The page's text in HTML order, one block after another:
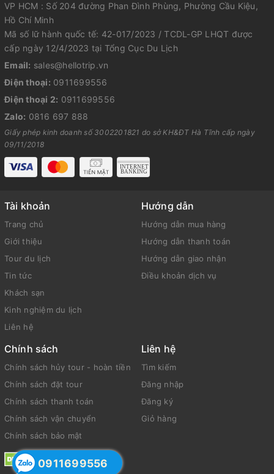
VP HCM : Số 204 đường Phan Đình Phùng, Phường Cầu Kiệu,
Hồ Chí Minh
Mã số lữ hành quốc tế: 42-017/2023 / TCDL-GP LHQT được
cấp ngày 12/4/2023 tại Tổng Cục Du Lịch
Email: sales@hellotrip.vn
Điện thoại: 0911699556
Điện thoại 2: 0911699556
Zalo: 0816 697 888
Giấy phép kinh doanh số 3002201821 do sở KH&ĐT Hà Tĩnh cấp ngày
09/11/2018
Tài khoản
Trang chủ
Giới thiệu
Tour du lịch
Tin tức
Khách sạn
Kinh nghiệm du lịch
Liên hệ
Hướng dẫn
Hướng dẫn mua hàng
Hướng dẫn thanh toán
Hướng dẫn giao nhận
Điều khoản dịch vụ
Chính sách
Chính sách hủy tour - hoàn tiền
Chính sách đặt tour
Chính sách thanh toán
Chính sách vận chuyển
Chính sách bảo mật
Liên hệ
Tìm kiếm
Đăng nhập
Đăng ký
Giỏ hàng
0911699556